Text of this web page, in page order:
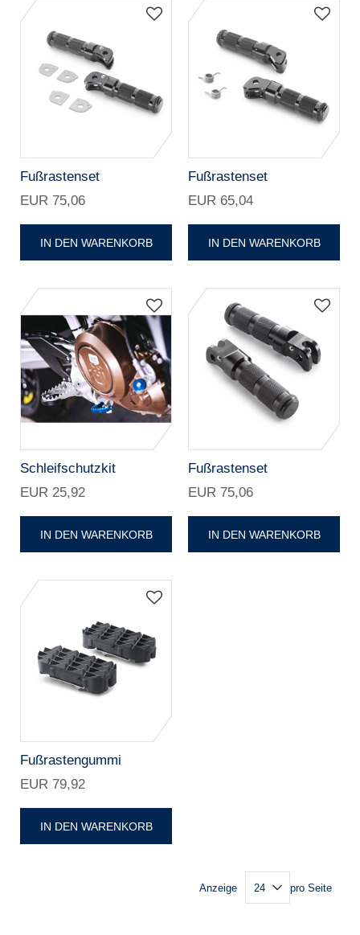
Fußrastenset
EUR 75,06
IN DEN WARENKORB
Fußrastenset
EUR 65,04
IN DEN WARENKORB
Schleifschutzkit
EUR 25,92
IN DEN WARENKORB
Fußrastenset
EUR 75,06
IN DEN WARENKORB
Fußrastengummi
EUR 79,92
IN DEN WARENKORB
Anzeige pro Seite